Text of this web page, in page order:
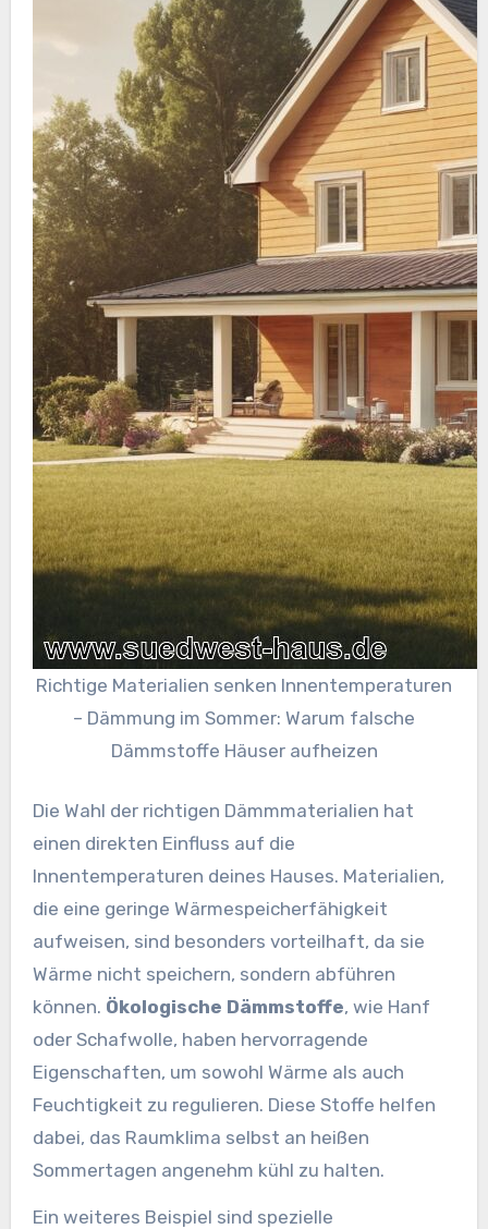
Richtige Materialien senken Innentemperaturen
– Dämmung im Sommer: Warum falsche
Dämmstoffe Häuser aufheizen
Die Wahl der richtigen Dämmmaterialien hat
einen direkten Einfluss auf die
Innentemperaturen deines Hauses. Materialien,
die eine geringe Wärmespeicherfähigkeit
aufweisen, sind besonders vorteilhaft, da sie
Wärme nicht speichern, sondern abführen
können. Ökologische Dämmstoffe, wie Hanf
oder Schafwolle, haben hervorragende
Eigenschaften, um sowohl Wärme als auch
Feuchtigkeit zu regulieren. Diese Stoffe helfen
dabei, das Raumklima selbst an heißen
Sommertagen angenehm kühl zu halten.
Ein weiteres Beispiel sind spezielle